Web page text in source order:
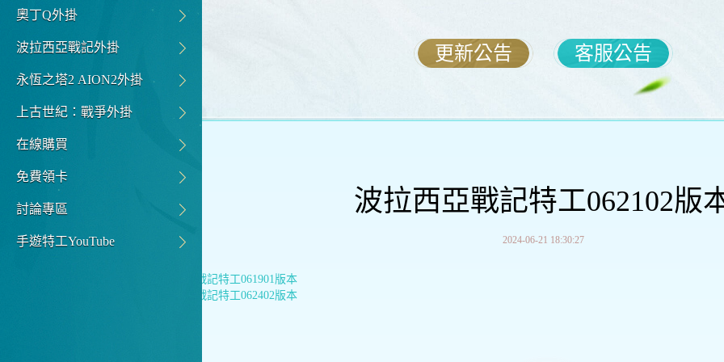
奧丁Q外掛
波拉西亞戰記外掛
永恆之塔2 AION2外掛
上古世紀：戰爭外掛
在線購買
免費領卡
討論專區
手遊特工YouTube
更新公告 客服公告
波拉西亞戰記特工062102版
2024-06-21 18:30:27
波拉西亞戰記特工061901版本
波拉西亞戰記特工062402版本